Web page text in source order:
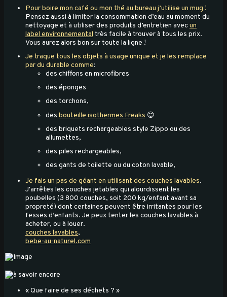
Pour boire mon café ou mon thé au bureau j’utilise un mug !
Pensez aussi à limiter la consommation d’eau au moment du
nettoyage et à utiliser des produits d’entretien avecun
label environnemental très facile à trouver à tous les prix.
Vous aurez alors bon sur toute la ligne !
Je traque tous les objets à usage unique et je les remplace
par du durable comme:
des chiffons en microfibres
des éponges
des torchons,
des bouteille isothermes Freaks 😊
des briquets rechargeables style Zippo ou des
allumettes,
des piles rechargeables,
des gants de toilette ou du coton lavable,
Je fais un pas de géant en utilisant des couches lavables.
J'arrêtes les couches jetables qui alourdissent les
poubelles (3 800 couches, soit 200 kg/enfant avant sa
propreté) dont certaines peuvent être irritantes pour les
fesses d’enfants. Je peux tenter les couches lavables à
acheter, ou à louer.
couches lavables,
bebe-au-naturel.com
« Que faire de ses déchets ? »